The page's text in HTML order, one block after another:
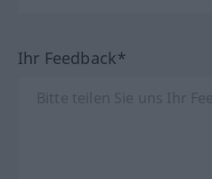
Ihr Feedback*